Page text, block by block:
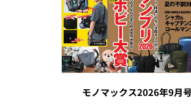
モノマックス2026年9月